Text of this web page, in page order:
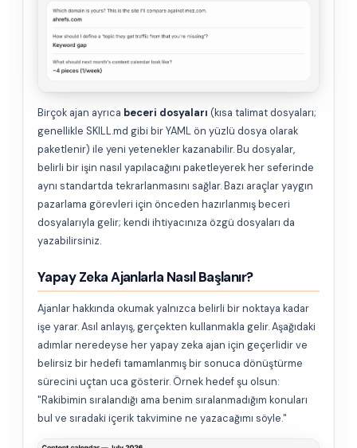
Birçok ajan ayrıca beceri dosyaları (kısa talimat dosyaları;
genellikle SKILL.md gibi bir YAML ön yüzlü dosya olarak
paketlenir) ile yeni yetenekler kazanabilir. Bu dosyalar,
belirli bir işin nasıl yapılacağını paketleyerek her seferinde
aynı standartda tekrarlanmasını sağlar. Bazı araçlar yaygın
pazarlama görevleri için önceden hazırlanmış beceri
dosyalarıyla gelir; kendi ihtiyacınıza özgü dosyaları da
yazabilirsiniz.
Yapay Zeka Ajanlarla Nasıl Başlanır?
Ajanlar hakkında okumak yalnızca belirli bir noktaya kadar
işe yarar. Asıl anlayış, gerçekten kullanmakla gelir. Aşağıdaki
adımlar neredeyse her yapay zeka ajan için geçerlidir ve
belirsiz bir hedefi tamamlanmış bir sonuca dönüştürme
sürecini uçtan uca gösterir. Örnek hedef şu olsun:
"Rakibimin sıralandığı ama benim sıralanmadığım konuları
bul ve sıradaki içerik takvimine ne yazacağımı söyle."